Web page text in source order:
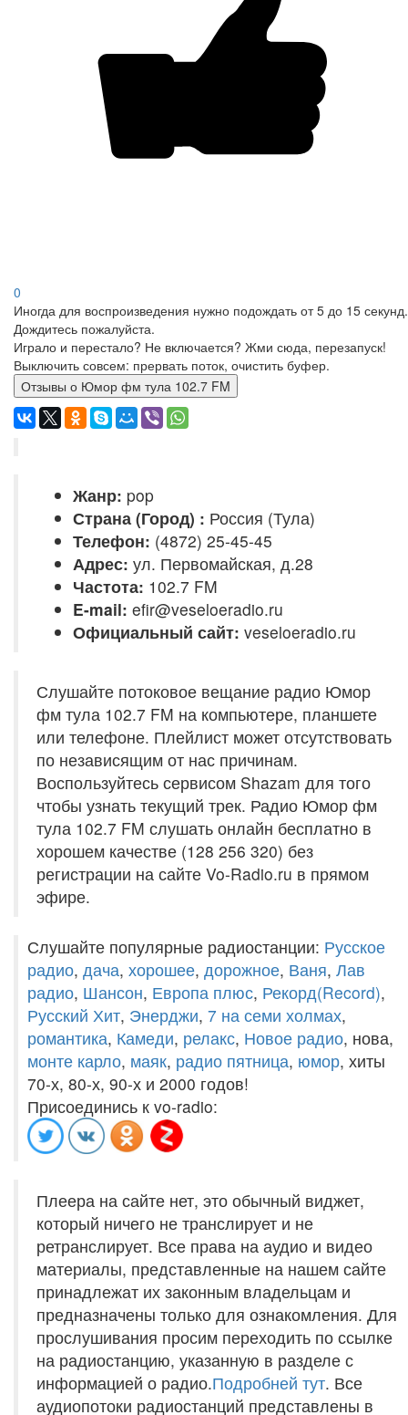
0
Иногда для воспроизведения нужно подождать от 5 до 15 секунд.
Дождитесь пожалуйста.
Играло и перестало? Не включается? Жми сюда, перезапуск!
Выключить совсем: прервать поток, очистить буфер.
Отзывы о Юмор фм тула 102.7 FM
Жанр: pop
Страна (Город) : Россия (Тула)
Телефон: (4872) 25-45-45
Адрес: ул. Первомайская, д.28
Частота: 102.7 FM
E-mail: efir@veseloeradio.ru
Официальный сайт: veseloeradio.ru
Слушайте потоковое вещание радио Юмор
фм тула 102.7 FM на компьютере, планшете
или телефоне. Плейлист может отсутствовать
по независящим от нас причинам.
Воспользуйтесь сервисом Shazam для того
чтобы узнать текущий трек. Радио Юмор фм
тула 102.7 FM слушать онлайн бесплатно в
хорошем качестве (128 256 320) без
регистрации на сайте Vo-Radio.ru в прямом
эфире.
Слушайте популярные радиостанции: Русское
радио, дача, хорошее, дорожное, Ваня, Лав
радио, Шансон, Европа плюс, Рекорд(Record),
Русский Хит, Энерджи, 7 на семи холмах,
романтика, Камеди, релакс, Новое радио, нова,
монте карло, маяк, радио пятница, юмор, хиты
70-х, 80-х, 90-х и 2000 годов!
Присоединись к vo-radio:
Плеера на сайте нет, это обычный виджет,
который ничего не транслирует и не
ретранслирует. Все права на аудио и видео
материалы, представленные на нашем сайте
принадлежат их законным владельцам и
предназначены только для ознакомления. Для
прослушивания просим переходить по ссылке
на радиостанцию, указанную в разделе с
информацией о радио.Подробней тут. Все
аудиопотоки радиостанций представлены в